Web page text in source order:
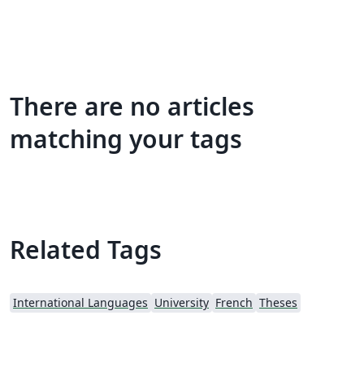
There are no articles
matching your tags
Related Tags
International Languages University French Theses